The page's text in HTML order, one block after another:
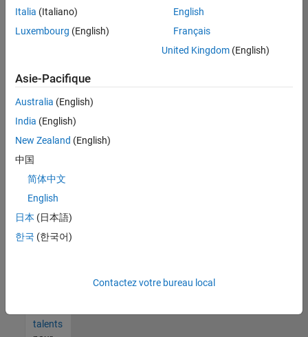
ou
afficher
l’ensemble
d'emploi.
malgré
tout
vous
trouvez
pas
d'offre
corresponde
à vos
talents
Italia (Italiano)
Luxembourg (English)
English
Français
United Kingdom(English)
Asie-Pacifique
Australia (English)
India (English)
New Zealand (English)
中国
简体中文
English
日本 (日本語)
한국 (한국어)
Contactez votre bureau local